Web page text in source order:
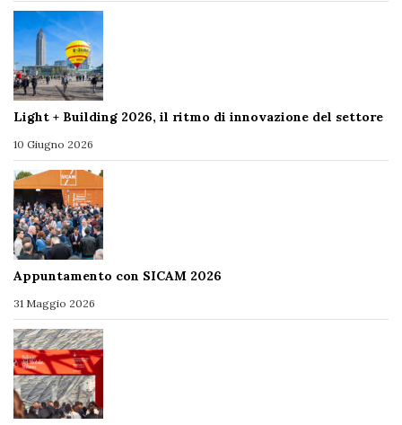
Light + Building 2026, il ritmo di innovazione del settore
10 Giugno 2026
Appuntamento con SICAM 2026
31 Maggio 2026